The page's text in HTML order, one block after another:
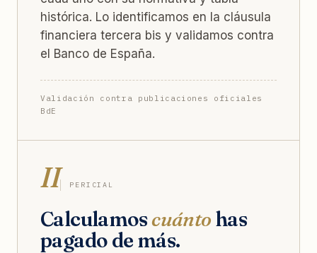
histórica. Lo identificamos en la cláusula
financiera tercera bis y validamos contra
el Banco de España.
Validación contra publicaciones oficiales
BdE
II PERICIAL
Calculamoscuánto has
pagado de más.